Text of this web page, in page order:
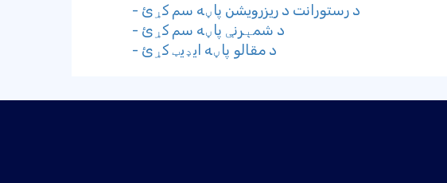
- د رستورانت د ریزرویشن پاڼه سم کړئ
- د شمېرنې پاڼه سم کړئ
- د مقالو پاڼه ایډیټ کړئ